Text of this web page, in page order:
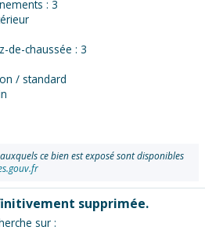
: 3
de-chaussée : 3
/ standard
ce bien est exposé sont disponibles
supprimée.
sur :